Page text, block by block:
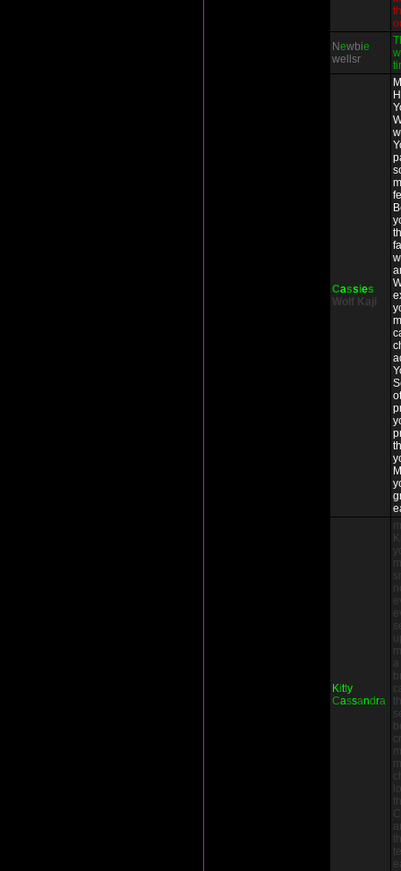
Newbie
wellsr
Cassies
Wolf Kaji
Kitty
Cassandra